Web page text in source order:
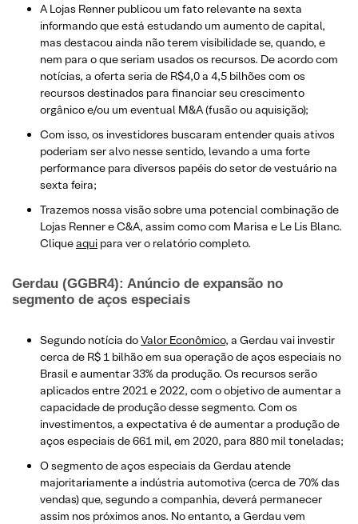
A Lojas Renner publicou um fato relevante na sexta
informando que está estudando um aumento de capital,
mas destacou ainda não terem visibilidade se, quando, e
nem para o que seriam usados os recursos. De acordo com
notícias, a oferta seria de R$4,0 a 4,5 bilhões com os
recursos destinados para financiar seu crescimento
orgânico e/ou um eventual M&A (fusão ou aquisição);
Com isso, os investidores buscaram entender quais ativos
poderiam ser alvo nesse sentido, levando a uma forte
performance para diversos papéis do setor de vestuário na
sexta feira;
Trazemos nossa visão sobre uma potencial combinação de
Lojas Renner e C&A, assim como com Marisa e Le Lis Blanc.
Cliqueaqui para ver o relatório completo.
Gerdau (GGBR4): Anúncio de expansão no
segmento de aços especiais
Segundo notícia doValor Econômico, a Gerdau vai investir
cerca de R$ 1 bilhão em sua operação de aços especiais no
Brasil e aumentar 33% da produção. Os recursos serão
aplicados entre 2021 e 2022, com o objetivo de aumentar a
capacidade de produção desse segmento. Com os
investimentos, a expectativa é de aumentar a produção de
aços especiais de 661 mil, em 2020, para 880 mil toneladas;
O segmento de aços especiais da Gerdau atende
majoritariamente a indústria automotiva (cerca de 70% das
vendas) que, segundo a companhia, deverá permanecer
assim nos próximos anos. No entanto, a Gerdau vem